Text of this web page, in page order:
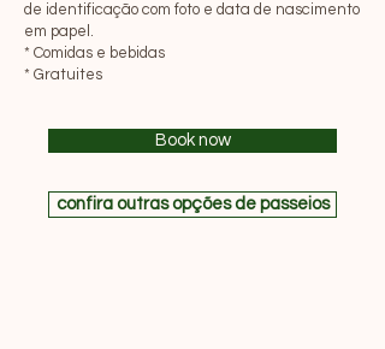
de identificação com foto e data de nascimento
em papel.
* Comidas e bebidas
* Gratuites
Book now
confira outras opções de passeios